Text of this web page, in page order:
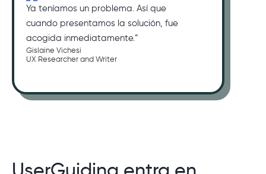
Ya teníamos un problema. Así que
cuando presentamos la solución, fue
acogida inmediatamente.”
Gislaine Vichesi
UX Researcher and Writer